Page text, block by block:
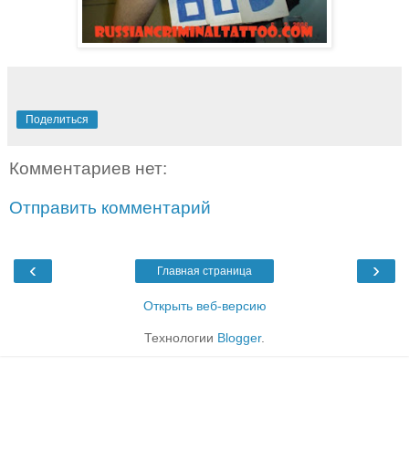
Поделиться
Комментариев нет:
Отправить комментарий
‹ ›
Главная страница
Открыть веб-версию
Технологии Blogger.